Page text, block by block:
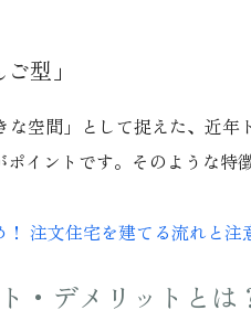
型」
な空間」として捉えた、近
イントです。そのような
注文住宅を建てる流れと注
・デメリットとは